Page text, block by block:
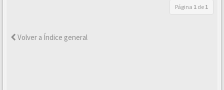
Página 1 de 1
Volver a Índice general